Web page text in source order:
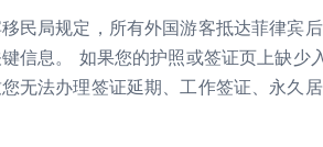
民局规定，所有外国游客抵达菲律宾
信息。 如果您的护照或签证页上缺
无法办理签证延期、工作签证、永久